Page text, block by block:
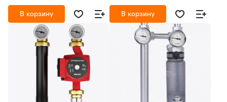
В корзину В корзину